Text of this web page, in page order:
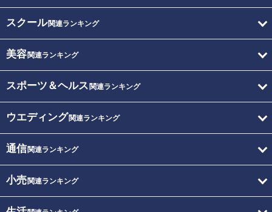
スクール関連ランキング
美容関連ランキング
スポーツ＆ヘルス 関連ランキング
ウエディング関連ランキング
通信関連ランキング
小売関連ランキング